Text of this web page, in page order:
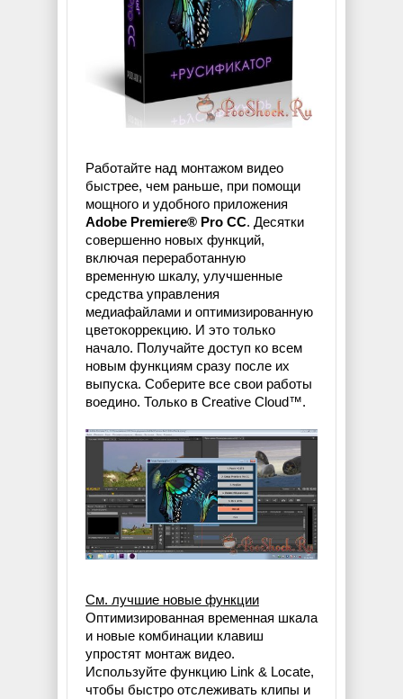
Работайте над монтажом видео
быстрее, чем раньше, при помощи
мощного и удобного приложения
Adobe Premiere® Pro CC. Десятки
совершенно новых функций,
включая переработанную
временную шкалу, улучшенные
средства управления
медиафайлами и оптимизированную
цветокоррекцию. И это только
начало. Получайте доступ ко всем
новым функциям сразу после их
выпуска. Соберите все свои работы
воедино. Только в Creative Cloud™.
См. лучшие новые функции
Оптимизированная временная шкала
и новые комбинации клавиш
упростят монтаж видео.
Используйте функцию Link & Locate,
чтобы быстро отслеживать клипы и